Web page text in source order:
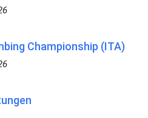
Championship (ITA)